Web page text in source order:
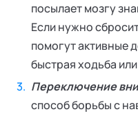
посылает мозгу
Если нужно
помогут активные
быстрая ходьба
Переключение
способ борьбы с